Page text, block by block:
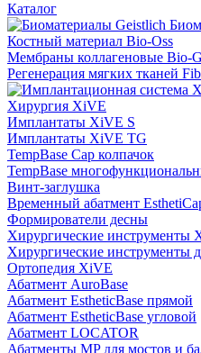
Каталог
Костный материал Bio-Oss
Мембраны коллагеновые Bio-
Регенерация мягких тканей
Хирургия XiVE
Имплантаты XiVE S
Имплантаты XiVE TG
TempBase Cap колпачок
TempBase
Винт-заглушка
Временный абатмент
Формирователи десны
Хирургические инструменты
Хирургические инструменты
Ортопедия XiVE
Абатмент AuroBase
Абатмент EstheticBase прямой
Абатмент EstheticBase угловой
Абатмент LOCATOR
Абатменты MP для мостов и